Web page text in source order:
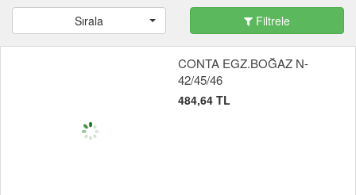
Sırala Filtrele
CONTA EGZ.BOĞAZ N-
42/45/46
484,64 TL